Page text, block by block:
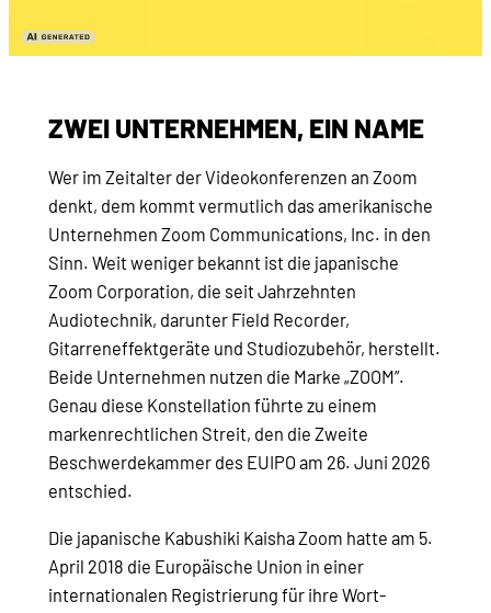
ZWEI UNTERNEHMEN, EIN NAME
Wer im Zeitalter der Videokonferenzen an Zoom
denkt, dem kommt vermutlich das amerikanische
Unternehmen Zoom Communications, Inc. in den
Sinn. Weit weniger bekannt ist die japanische
Zoom Corporation, die seit Jahrzehnten
Audiotechnik, darunter Field Recorder,
Gitarreneffektgeräte und Studiozubehör, herstellt.
Beide Unternehmen nutzen die Marke „ZOOM”.
Genau diese Konstellation führte zu einem
markenrechtlichen Streit, den die Zweite
Beschwerdekammer des EUIPO am 26. Juni 2026
entschied.
Die japanische Kabushiki Kaisha Zoom hatte am 5.
April 2018 die Europäische Union in einer
internationalen Registrierung für ihre Wort-